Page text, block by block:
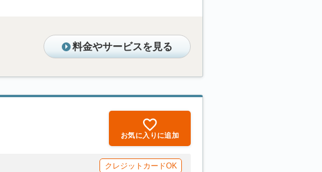
料金やサービスを見る
お気に入りに追加
クレジットカードOK